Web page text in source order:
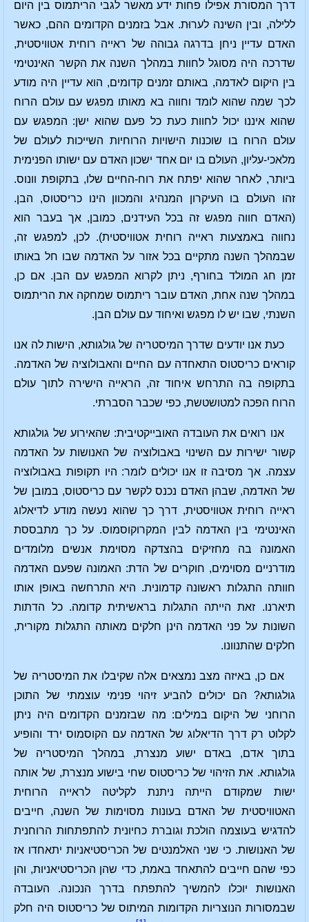
דרך המסורת אפילו פחות ידע מאשר לגבי הריתמוס בין היום
ללילה, ובין השינה לערוּת. אבל בזמנים הקדומים ההם, כאשר
האדם עדיין ניחן בדרגה גבוהה של ראייה רוחית אטוויסטית,
שדרכה היה מסוגל לחוות במהלך השנה את הקשר האינטימי
בין היקום לאדמה, באותם זמנים קדומים, הוא עדיין היה מודע
לכך שמה שהוא לומד וחווה בא מאותו מפגש עם עולם הרוח
שהוא איננו יכול לחוות כעת כל פעם שהוא ישן: המפגש עם
עולם הרוח בו שוכנות הישויות הרוחיות השייכות לעולם של
מלאכי-עליון, העולם בו יום אחד ישכון האדם עם ישותו הפנימית
ביותר, לאחר שהוא יפתח את רוח-החיים שלו, בתקופת וונוס.
זהו העולם בו העיקרון המנהיג והמכוון הינו כריסטוס, הבן.
(האדם חווה מפגש זה בכל העידנים, כמובן, אך בעבר הוא
נחווה באמצעות ראייה רוחית אטוויסטית). לכן, למפגש זה,
שבמהלך השנה מתקיים בכל אזור על האדמה שבו חל באותו
זמן חג המולד בחורף, ניתן לקרוא המפגש עם הבן. אם כן,
במהלך שנה אחת, האדם עובר ריתמוס שמחקה את הריתמוס
השנתי, שבו יש לו מפגש ואיחוד עם עולם הבן.
כעת אנו יודעים שדרך המיסטריה של גולגותא, הישות לה אנו
קוראים כריסטוס התאחדה עם החיים והאבולוציה של האדמה.
בתקופה בה התרחש איחוד זה, הראייה הישירה לתוך עולם
הרוח הפכה למטושטשת, כפי שכבר הסברתי.
אנו רואים את העובדה האובייקטיבית: שהאירוע של גולגותא
קשור ישירות עם השינוי באבולוציה של האנושות על האדמה
עצמה. אך מסיבה זו אנו יכולים לומר: היו תקופות באבולוציה
של האדמה, שבהן האדם נכנס לקשר עם כריסטוס, במובן של
ראייה רוחית אטוויסטית, דרך כך שהוא נעשה מודע לדיאלוג
האינטימי בין האדמה לבין המקרוקוסמוס. על כך מתבססת
האמונה בה מחזיקים בהצדקה מסוימת אנשים מלומדים
מודרניים מסוימים, חוקרים של הדת: האמונה שפעם האדמה
חוותה התגלות ראשונה קדמונית. היא התרחשה באופן אותו
תיארנו. זאת הייתה התגלות בראשיתית קדומה. כל הדתות
השונות על פני האדמה הינן חלקים מאותה התגלות מקורית,
חלקים שהתנוונו.
אם כן, באיזה מצב נמצאים אלה שקיבלו את המיסטריה של
גולגותא? הם יכולים להביע זיהוי פנימי עוצמתי של התוכן
הרוחני של היקום במילים: מה שבזמנים הקדומים היה ניתן
לקלוט רק דרך הדיאלוג של האדמה עם הקוסמוס ירד והופיע
בתוך אדם, באדם ישוע מנצרת, במהלך המיסטריה של
גולגותא. את הזיהוי של כריסטוס שחי בישוע מנצרת, של אותה
ישות שמקודם הייתה ניתנת לקליטה לראייה הרוחית
האטוויסטית של האדם בעונות מסוימות של השנה, חייבים
להדגיש בעוצמה הולכת וגוברת כחיונית להתפתחות הרוחנית
של האנושות. כי שני האלמנטים של הכריסטיאניות יתאחדו אז
כפי שהם חייבים להתאחד באמת, כדי שהן הכריסטיאניות, והן
האנושות יוכלו להמשיך להתפתח בדרך הנכונה. העובדה
שבמסורות הנוצריות הקדומות המיתוס של כריסטוס היה חלק